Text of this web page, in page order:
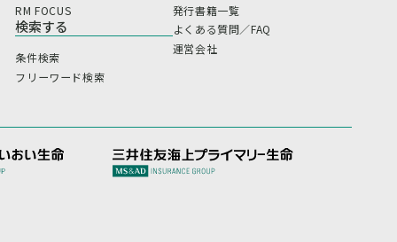
RM FOCUS
検索する
条件検索
フリーワード検索
発行書籍一覧
よくある質問／FAQ
運営会社